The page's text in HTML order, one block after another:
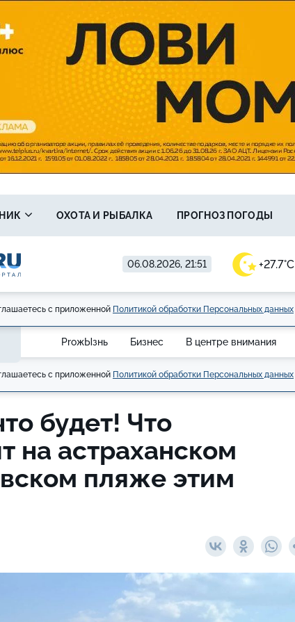
06.08.2026, 21:51 +27.7°C
ОХОТА И РЫБАЛКА ПРОГНОЗ ПОГОДЫ
с приложенной Политикой обработки Персональных данных
ProжЫзнь Бизнес В центре внимания
с приложенной Политикой обработки Персональных данных
будет! Что
на астраханском
пляже этим